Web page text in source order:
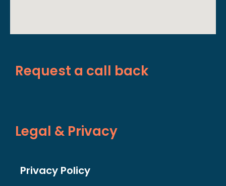
Request a call back
Legal & Privacy
Privacy Policy